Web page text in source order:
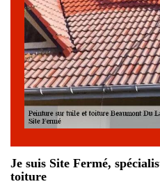
Je suis Site Fermé,
toiture